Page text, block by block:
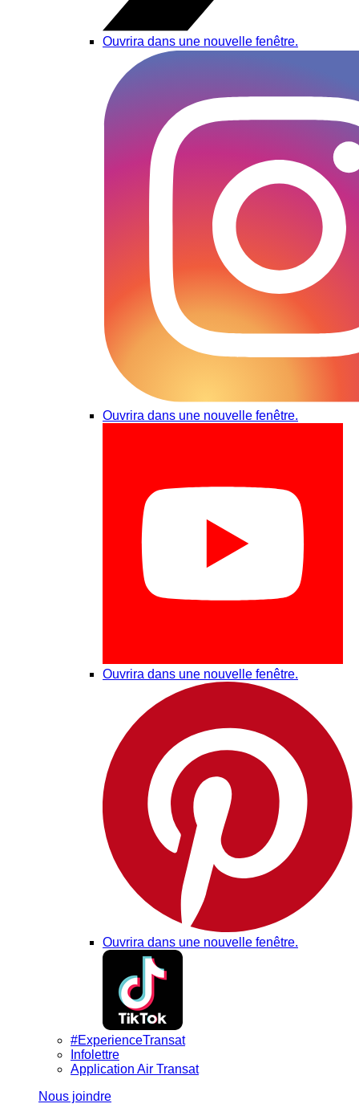
Ouvrira dans une nouvelle fenêtre.
Ouvrira dans une nouvelle fenêtre.
Ouvrira dans une nouvelle fenêtre.
Ouvrira dans une nouvelle fenêtre.
#ExperienceTransat
Infolettre
Application Air Transat
Nous joindre